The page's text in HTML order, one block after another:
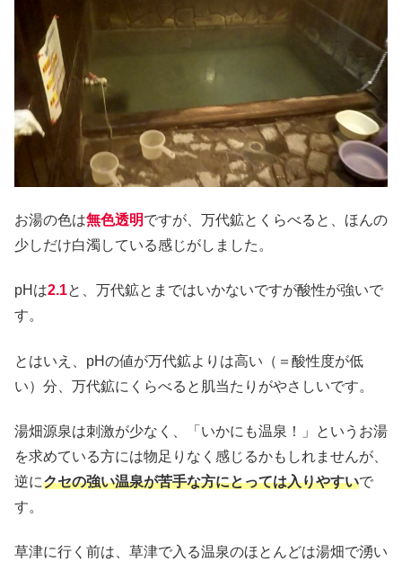
お湯の色は無色透明ですが、万代鉱とくらべると、ほんの
少しだけ白濁している感じがしました。
pHは2.1と、万代鉱とまではいかないですが酸性が強いで
す。
とはいえ、pHの値が万代鉱よりは高い（＝酸性度が低
い）分、万代鉱にくらべると肌当たりがやさしいです。
湯畑源泉は刺激が少なく、「いかにも温泉！」というお湯
を求めている方には物足りなく感じるかもしれませんが、
逆にクセの強い温泉が苦手な方にとっては入りやすいで
す。
草津に行く前は、草津で入る温泉のほとんどは湯畑で湧い